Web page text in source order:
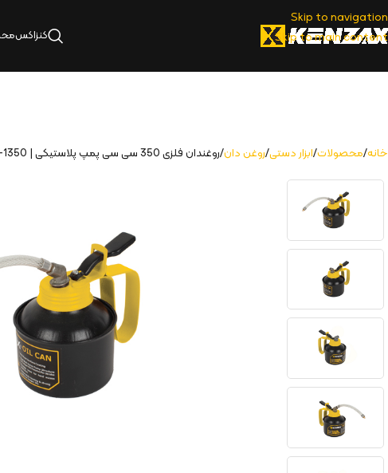
Skip to navigation
Skip to main content
کنزاکس
خانه محصولات ابزار دستی روغن دان روغندان فلزی 350 سی سی پمپ پلاستیکی | KOC-1350